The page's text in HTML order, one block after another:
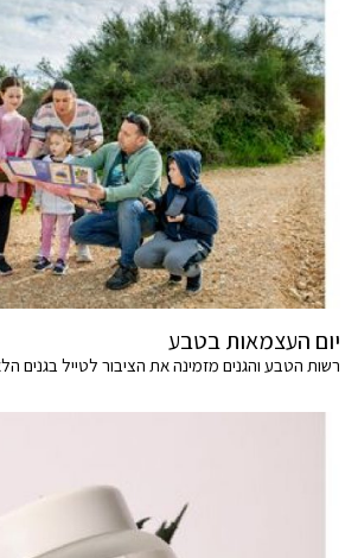
יום העצמאות בטבע
רשות הטבע והגנים מזמינה את הציבור לטייל בגנים